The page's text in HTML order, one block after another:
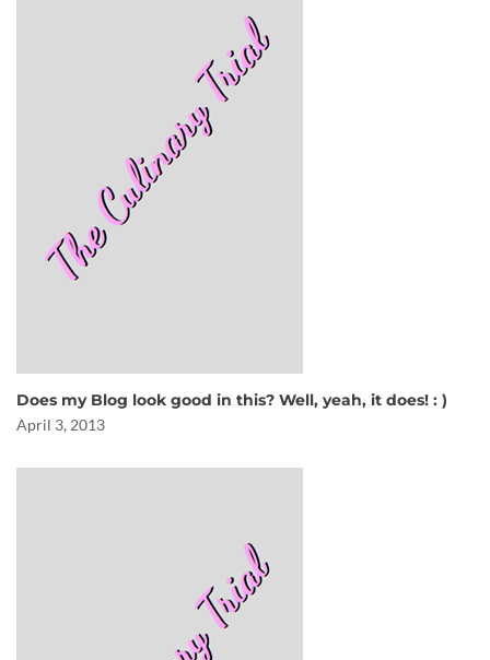
Does my Blog look good in this? Well, yeah, it does! : )
April 3, 2013